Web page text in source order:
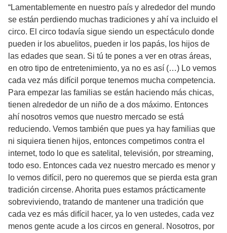
“Lamentablemente en nuestro país y alrededor del mundo
se están perdiendo muchas tradiciones y ahí va incluido el
circo. El circo todavía sigue siendo un espectáculo donde
pueden ir los abuelitos, pueden ir los papás, los hijos de
las edades que sean. Si tú te pones a ver en otras áreas,
en otro tipo de entretenimiento, ya no es así (…) Lo vemos
cada vez más difícil porque tenemos mucha competencia.
Para empezar las familias se están haciendo más chicas,
tienen alrededor de un niño de a dos máximo. Entonces
ahí nosotros vemos que nuestro mercado se está
reduciendo. Vemos también que pues ya hay familias que
ni siquiera tienen hijos, entonces competimos contra el
internet, todo lo que es satelital, televisión, por streaming,
todo eso. Entonces cada vez nuestro mercado es menor y
lo vemos difícil, pero no queremos que se pierda esta gran
tradición circense. Ahorita pues estamos prácticamente
sobreviviendo, tratando de mantener una tradición que
cada vez es más difícil hacer, ya lo ven ustedes, cada vez
menos gente acude a los circos en general. Nosotros, por